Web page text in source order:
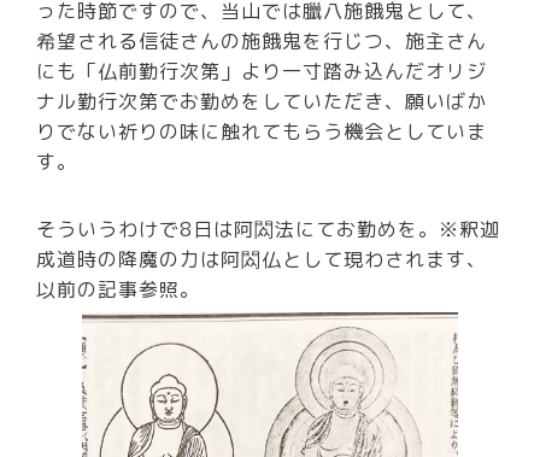
った時節ですので、当山では臘八施餓鬼として、
希望される信徒さんの施餓鬼を行じつ、施主さん
にも「仏前勤行次第」より一寸踏み込んだオリジ
ナル勤行次第でお勤めをしていただき、願いばか
りでない祈りの味に触れてもらう機会としていま
す。
そういうわけで8日は阿閦法にてお勤めを。※釈迦
成道時の降魔の力は阿閦仏として現わされます、
以前の記事参照。